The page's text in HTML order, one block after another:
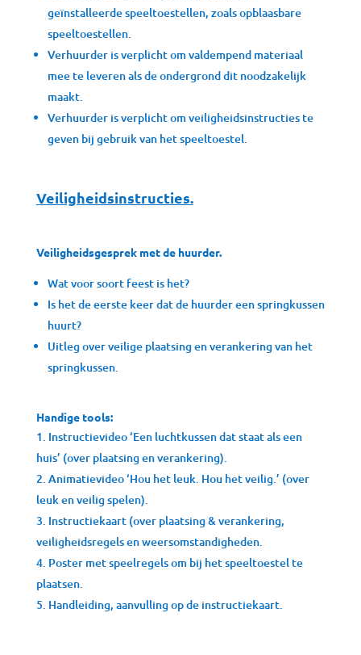
geïnstalleerde speeltoestellen, zoals opblaasbare
speeltoestellen.
Verhuurder is verplicht om valdempend materiaal
mee te leveren als de ondergrond dit noodzakelijk
maakt.
Verhuurder is verplicht om veiligheidsinstructies te
geven bij gebruik van het speeltoestel.
Veiligheidsinstructies.
Veiligheidsgesprek met de huurder.
Wat voor soort feest is het?
Is het de eerste keer dat de huurder een springkussen
huurt?
Uitleg over veilige plaatsing en verankering van het
springkussen.
Handige tools:
Instructievideo ‘Een luchtkussen dat staat als een
huis’ (over plaatsing en verankering).
Animatievideo ‘Hou het leuk. Hou het veilig.’ (over
leuk en veilig spelen).
Instructiekaart (over plaatsing & verankering,
veiligheidsregels en weersomstandigheden.
Poster met speelregels om bij het speeltoestel te
plaatsen.
Handleiding, aanvulling op de instructiekaart.